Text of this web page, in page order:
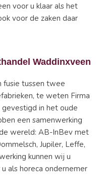
voor u klaar als het
voor de zaken daar
Waddinxveen
fusie tussen twee
te weten Firma
gevestigd in het oude
een samenwerking
wereld: AB-InBev met
Jupiler, Leffe,
kunnen wij u
als horeca ondernemer